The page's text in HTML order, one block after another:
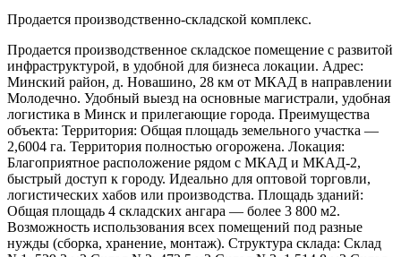
Продается производственно-складской комплекс.
Продается производственное складское помещение с развитой
инфраструктурой, в удобной для бизнеса локации. Адрес:
Минский район, д. Новашино, 28 км от МКАД в направлении
Молодечно. Удобный выезд на основные магистрали, удобная
логистика в Минск и прилегающие города. Преимущества
объекта: Территория: Общая площадь земельного участка —
2,6004 га. Территория полностью огорожена. Локация:
Благоприятное расположение рядом с МКАД и МКАД-2,
быстрый доступ к городу. Идеально для оптовой торговли,
логистических хабов или производства. Площадь зданий:
Общая площадь 4 складских ангара — более 3 800 м2.
Возможность использования всех помещений под разные
нужды (сборка, хранение, монтаж). Структура склада: Склад